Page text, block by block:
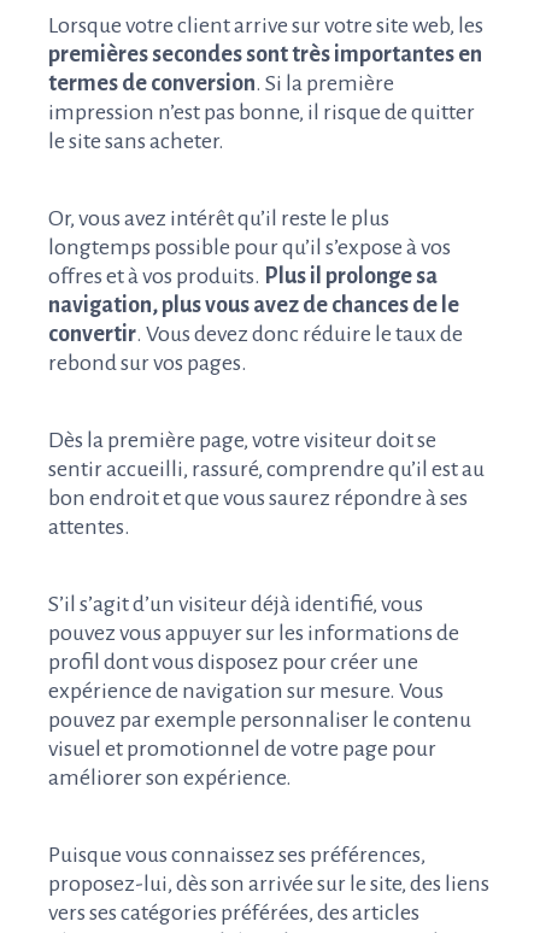
Lorsque votre client arrive sur votre site web, les
premières secondes sont très importantes en
termes de conversion. Si la première
impression n’est pas bonne, il risque de quitter
le site sans acheter.
Or, vous avez intérêt qu’il reste le plus
longtemps possible pour qu’il s’expose à vos
offres et à vos produits. Plus il prolonge sa
navigation, plus vous avez de chances de le
convertir. Vous devez donc réduire le taux de
rebond sur vos pages.
Dès la première page, votre visiteur doit se
sentir accueilli, rassuré, comprendre qu’il est au
bon endroit et que vous saurez répondre à ses
attentes.
S’il s’agit d’un visiteur déjà identifié, vous
pouvez vous appuyer sur les informations de
profil dont vous disposez pour créer une
expérience de navigation sur mesure. Vous
pouvez par exemple personnaliser le contenu
visuel et promotionnel de votre page pour
améliorer son expérience.
Puisque vous connaissez ses préférences,
proposez-lui, dès son arrivée sur le site, des liens
vers ses catégories préférées, des articles